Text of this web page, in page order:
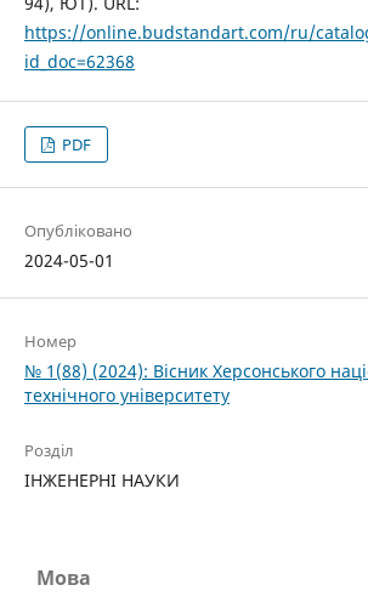
https://online.budstandart.com/ru/
id_doc=62368
PDF
Опубліковано
2024-05-01
Номер
№ 1(88) (2024): Вісник Херсонського
технічного університету
Розділ
ІНЖЕНЕРНІ НАУКИ
Мова